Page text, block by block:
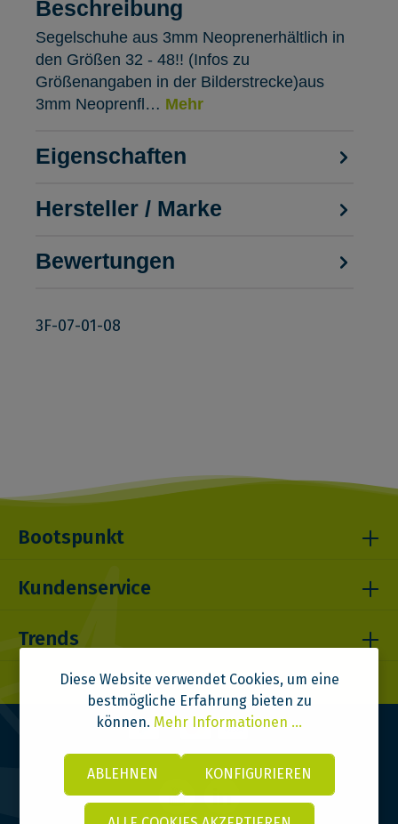
Beschreibung
Segelschuhe aus 3mm Neoprenerhältlich in
den Größen 32 - 48!! (Infos zu
Größenangaben in der Bilderstrecke)aus
3mm Neoprenfl… Mehr
Eigenschaften
Hersteller / Marke
Bewertungen
3F-07-01-08
Bootspunkt
Kundenservice
Trends
Diese Website verwendet Cookies, um eine
bestmögliche Erfahrung bieten zu
können. Mehr Informationen ...
ABLEHNEN KONFIGURIEREN